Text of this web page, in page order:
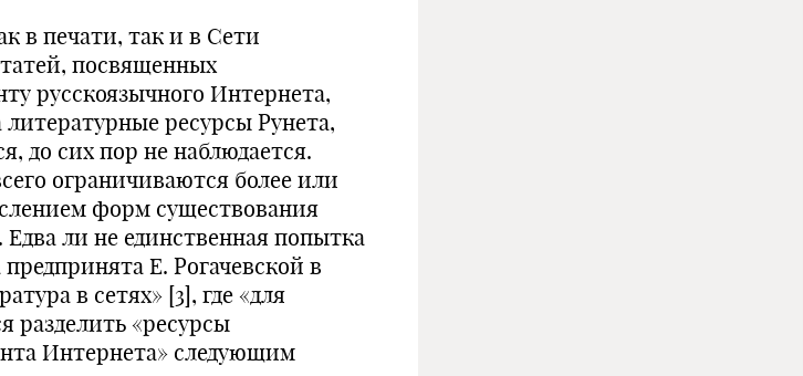
в печати, так и в Сети
посвященных
русскоязычного Интернета,
литературные ресурсы Рунета,
до сих пор не наблюдается.
ограничиваются более или
форм существования
ли не единственная попытка
Е. Рогачевской в
в сетях» [3], где «для
разделить «ресурсы
Интернета» следующим